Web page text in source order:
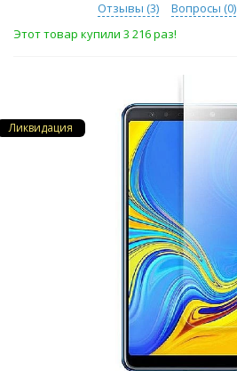
Отзывы (3) Вопросы (0)
Этот товар купили 3 216 раз!
Ликвидация